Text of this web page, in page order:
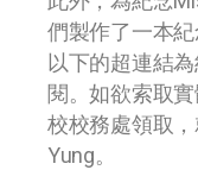
們製作了一本紀
以下的超連結
閱。如欲索取
校校務處領取
Yung。